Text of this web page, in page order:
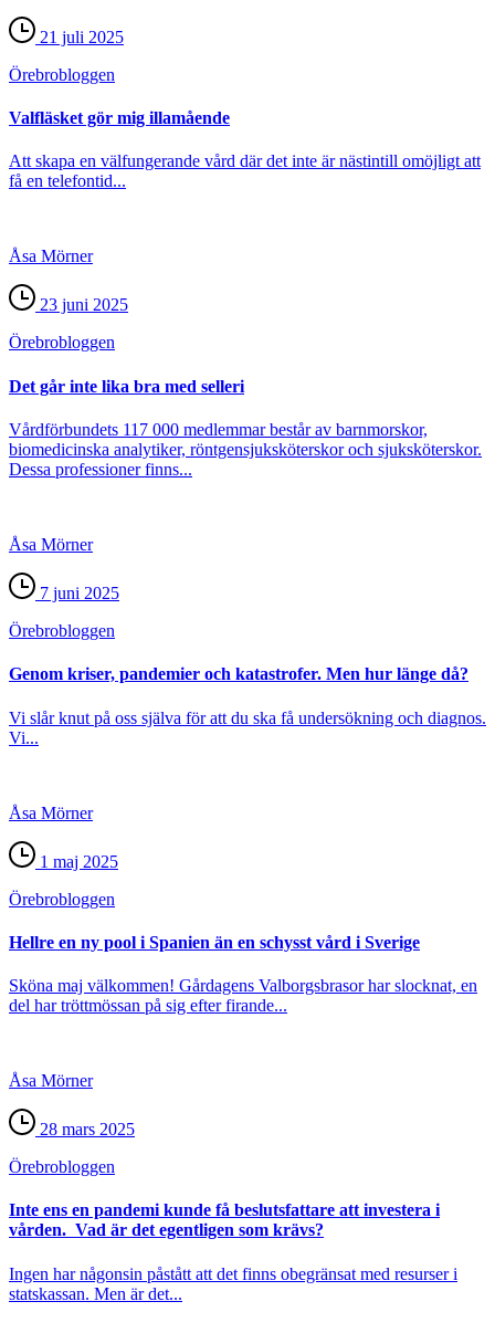
21 juli 2025
Örebro­bloggen
Valfläsket gör mig illamående
Att skapa en välfungerande vård där det inte är nästintill omöjligt att
få en telefontid...
Åsa Mörner
23 juni 2025
Örebro­bloggen
Det går inte lika bra med selleri
Vårdförbundets 117 000 medlemmar består av barnmorskor,
biomedicinska analytiker, röntgensjuksköterskor och sjuksköterskor.
Dessa professioner finns...
Åsa Mörner
7 juni 2025
Örebro­bloggen
Genom kriser, pandemier och katastrofer. Men hur länge då?
Vi slår knut på oss själva för att du ska få undersökning och diagnos.
Vi...
Åsa Mörner
1 maj 2025
Örebro­bloggen
Hellre en ny pool i Spanien än en schysst vård i Sverige
Sköna maj välkommen! Gårdagens Valborgsbrasor har slocknat, en
del har tröttmössan på sig efter firande...
Åsa Mörner
28 mars 2025
Örebro­bloggen
Inte ens en pandemi kunde få beslutsfattare att investera i
vården. Vad är det egentligen som krävs?
Ingen har någonsin påstått att det finns obegränsat med resurser i
statskassan. Men är det...